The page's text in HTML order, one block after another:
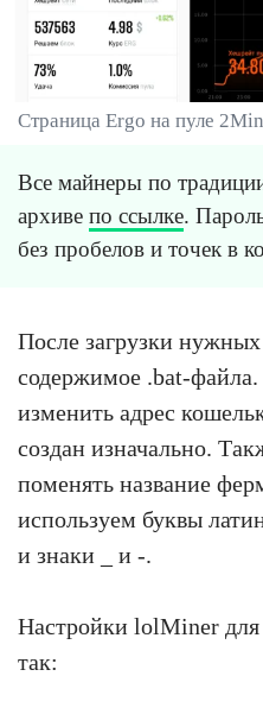
Страница Ergo на пуле
Все майнеры по
архиве по ссылке.
без пробелов и точек в
После загрузки
содержимое .bat-
изменить адрес
создан изначально.
поменять название
используем буквы
и знаки _ и -.
Настройки lolMiner
так: